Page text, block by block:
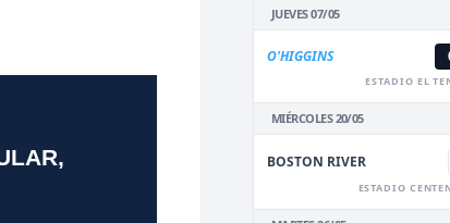
JUEVES 07/05
O'HIGGINS
ESTADIO EL
MIÉRCOLES 20/05
BOSTON RIVER
ESTADIO